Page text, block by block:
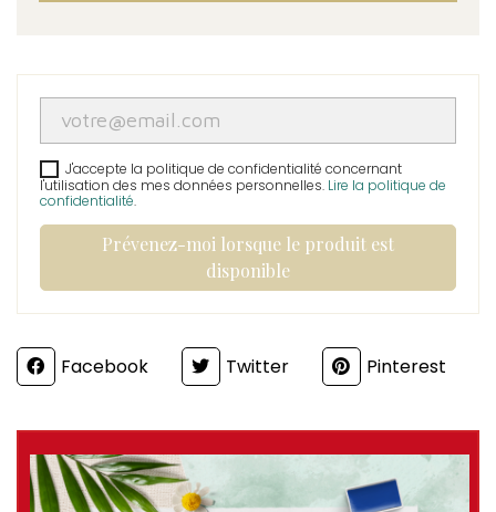
J'accepte la politique de confidentialité concernant
l'utilisation des mes données personnelles. Lire la politique de
confidentialité.
Prévenez-moi lorsque le produit est
disponible
PartagerFacebook Twitter Pinterest